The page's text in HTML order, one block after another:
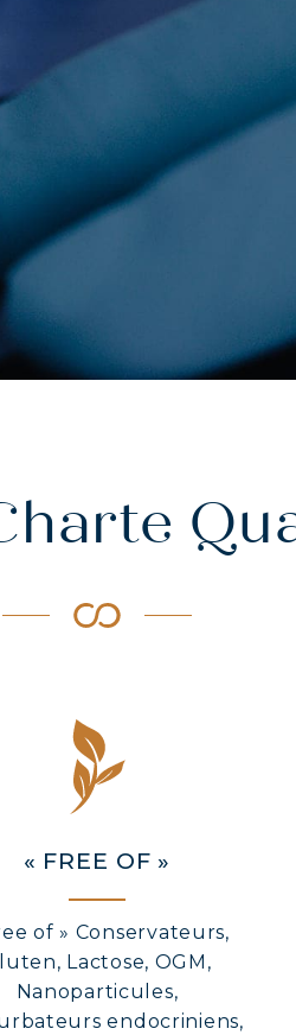
: CROISSANCE &
DOULEURS &
VOTRE IMMUNITÉ
« FREE OF »
of » Conservateurs,
Lactose, OGM,
Nanoparticules,
endocriniens,